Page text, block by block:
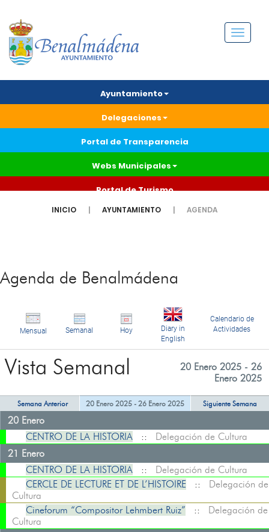
Menú
Ayuntamiento
Delegaciones
Portal de Transparencia
Webs Municipales
Portal de Turismo
INICIO AYUNTAMIENTO AGENDA
Agenda de Benalmádena
Mensual Semanal Hoy
Diary in
English
Calendario de
Actividades
Vista Semanal
20 Enero 2025 - 26
Enero 2025
Semana Anterior 20 Enero 2025 - 26 Enero 2025 Siguiente Semana
20 Enero
CENTRO DE LA HISTORIA :: Delegación de Cultura
21 Enero
CENTRO DE LA HISTORIA :: Delegación de Cultura
CERCLE DE LECTURE ET DE L’HISTOIRE :: Delegación de
Cultura
Cineforum “Compositor Lehmbert Ruiz” :: Delegación de
Cultura